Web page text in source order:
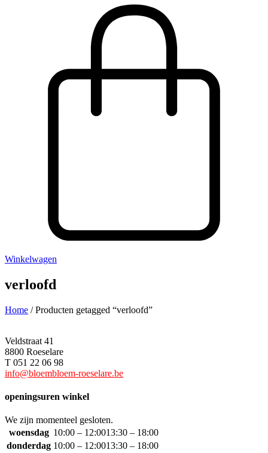
Winkelwagen
verloofd
Home / Producten getagged “verloofd”
Veldstraat 41
8800 Roeselare
T 051 22 06 98
info@bloembloem-roeselare.be
openingsuren winkel
We zijn momenteel gesloten.
woensdag 10:00 – 12:0013:30 – 18:00
donderdag 10:00 – 12:0013:30 – 18:00